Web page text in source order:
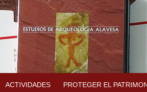
ACTIVIDADES
PROTEGER EL